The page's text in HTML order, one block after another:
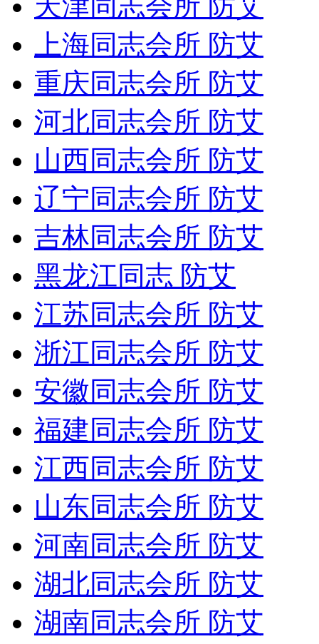
上海同志会所 防艾
重庆同志会所 防艾
河北同志会所 防艾
山西同志会所 防艾
辽宁同志会所 防艾
吉林同志会所 防艾
黑龙江同志 防艾
江苏同志会所 防艾
浙江同志会所 防艾
安徽同志会所 防艾
福建同志会所 防艾
江西同志会所 防艾
山东同志会所 防艾
河南同志会所 防艾
湖北同志会所 防艾
湖南同志会所 防艾